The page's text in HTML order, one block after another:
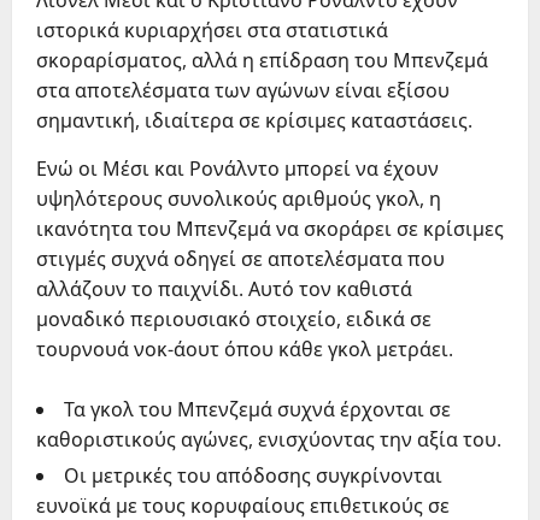
ιστορικά κυριαρχήσει στα στατιστικά
σκοραρίσματος, αλλά η επίδραση του Μπενζεμά
στα αποτελέσματα των αγώνων είναι εξίσου
σημαντική, ιδιαίτερα σε κρίσιμες καταστάσεις.
Ενώ οι Μέσι και Ρονάλντο μπορεί να έχουν
υψηλότερους συνολικούς αριθμούς γκολ, η
ικανότητα του Μπενζεμά να σκοράρει σε κρίσιμες
στιγμές συχνά οδηγεί σε αποτελέσματα που
αλλάζουν το παιχνίδι. Αυτό τον καθιστά
μοναδικό περιουσιακό στοιχείο, ειδικά σε
τουρνουά νοκ-άουτ όπου κάθε γκολ μετράει.
Τα γκολ του Μπενζεμά συχνά έρχονται σε
καθοριστικούς αγώνες, ενισχύοντας την αξία του.
Οι μετρικές του απόδοσης συγκρίνονται
ευνοϊκά με τους κορυφαίους επιθετικούς σε